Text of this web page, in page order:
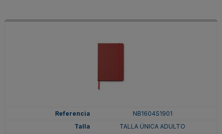
NB1604S1901
TALLA ÚNICA ADULTO